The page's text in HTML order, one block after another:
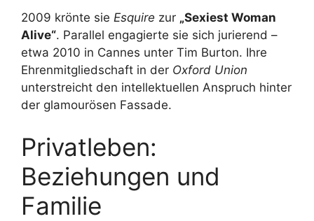
2009 krönte sie Esquire zur „Sexiest Woman
Alive“. Parallel engagierte sie sich jurierend –
etwa 2010 in Cannes unter Tim Burton. Ihre
Ehrenmitgliedschaft in der Oxford Union
unterstreicht den intellektuellen Anspruch hinter
der glamourösen Fassade.
Privatleben:
Beziehungen und
Familie